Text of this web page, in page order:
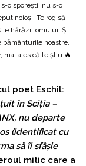
o sporești, nu s-o
Te rog să
e hărăzit omului. Și
noastre,
mai ales că te știu 🔥
poet Eschil:
în Sciția –
nu departe
(identificat cu
să îi sfâșie
mitic care a